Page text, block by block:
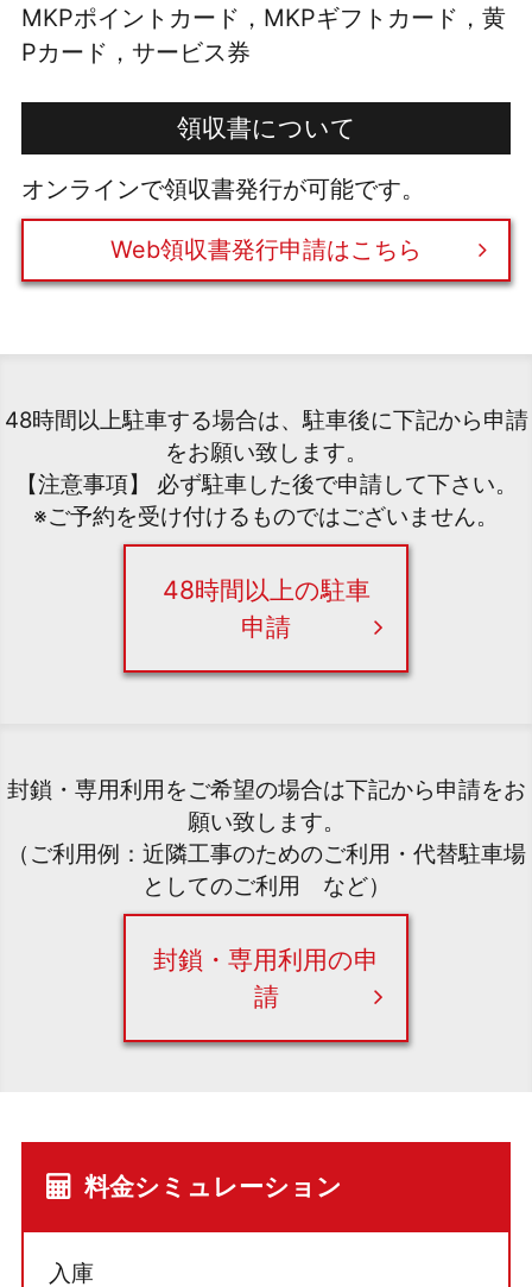
MKPポイントカード，MKPギフトカード，黄
Pカード，サービス券
領収書について
オンラインで領収書発行が可能です。
Web領収書発行申請はこちら
48時間以上駐車する場合は、駐車後に下記から申請
をお願い致します。
【注意事項】 必ず駐車した後で申請して下さい。
※ご予約を受け付けるものではございません。
48時間以上の駐車
申請
封鎖・専用利用をご希望の場合は下記から申請をお
願い致します。
（ご利用例：近隣工事のためのご利用・代替駐車場
としてのご利用 など）
封鎖・専用利用の申
請
料金シミュレーション
入庫